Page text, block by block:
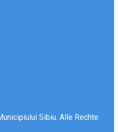
Sibiu. Alle Rechte